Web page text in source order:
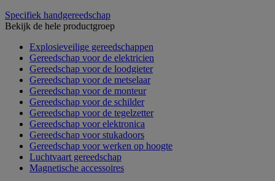
Specifiek handgereedschap
Bekijk de hele productgroep
Explosieveilige gereedschappen
Gereedschap voor de elektricien
Gereedschap voor de loodgieter
Gereedschap voor de metselaar
Gereedschap voor de monteur
Gereedschap voor de schilder
Gereedschap voor de tegelzetter
Gereedschap voor elektronica
Gereedschap voor stukadoors
Gereedschap voor werken op hoogte
Luchtvaart gereedschap
Magnetische accessoires